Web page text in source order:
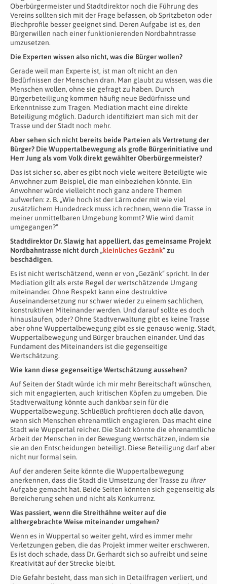
Oberbürgermeister und Stadtdirektor noch die Führung des
Vereins sollten sich mit der Frage befassen, ob Spritzbeton oder
Blechprofile besser geeignet sind. Deren Aufgabe ist es, den
Bürgerwillen nach einer funktionierenden Nordbahntrasse
umzusetzen.
Die Experten wissen also nicht, was die Bürger wollen?
Gerade weil man Experte ist, ist man oft nicht an den
Bedürfnissen der Menschen dran. Man glaubt zu wissen, was die
Menschen wollen, ohne sie gefragt zu haben. Durch
Bürgerbeteiligung kommen häufig neue Bedürfnisse und
Erkenntnisse zum Tragen. Mediation macht eine direkte
Beteiligung möglich. Dadurch identifiziert man sich mit der
Trasse und der Stadt noch mehr.
Aber sehen sich nicht bereits beide Parteien als Vertretung der
Bürger? Die Wuppertalbewegung als große Bürgerinitiative und
Herr Jung als vom Volk direkt gewählter Oberbürgermeister?
Das ist sicher so, aber es gibt noch viele weitere Beteiligte wie
Anwohner zum Beispiel, die man einbeziehen könnte. Ein
Anwohner würde vielleicht noch ganz andere Themen
aufwerfen: z. B. „Wie hoch ist der Lärm oder mit wie viel
zusätzlichem Hundedreck muss ich rechnen, wenn die Trasse in
meiner unmittelbaren Umgebung kommt? Wie wird damit
umgegangen?“
Stadtdirektor Dr. Slawig hat appelliert, das gemeinsame Projekt
Nordbahntrasse nicht durch „kleinliches Gezänk“ zu
beschädigen.
Es ist nicht wertschätzend, wenn er von „Gezänk“ spricht. In der
Mediation gilt als erste Regel der wertschätzende Umgang
miteinander. Ohne Respekt kann eine destruktive
Auseinandersetzung nur schwer wieder zu einem sachlichen,
konstruktiven Miteinander werden. Und darauf sollte es doch
hinauslaufen, oder? Ohne Stadtverwaltung gibt es keine Trasse
aber ohne Wuppertalbewegung gibt es sie genauso wenig. Stadt,
Wuppertalbewegung und Bürger brauchen einander. Und das
Fundament des Miteinanders ist die gegenseitige
Wertschätzung.
Wie kann diese gegenseitige Wertschätzung aussehen?
Auf Seiten der Stadt würde ich mir mehr Bereitschaft wünschen,
sich mit engagierten, auch kritischen Köpfen zu umgeben. Die
Stadtverwaltung könnte auch dankbar sein für die
Wuppertalbewegung. Schließlich profitieren doch alle davon,
wenn sich Menschen ehrenamtlich engagieren. Das macht eine
Stadt wie Wuppertal reicher. Die Stadt könnte die ehrenamtliche
Arbeit der Menschen in der Bewegung wertschätzen, indem sie
sie an den Entscheidungen beteiligt. Diese Beteiligung darf aber
nicht nur formal sein.
Auf der anderen Seite könnte die Wuppertalbewegung
anerkennen, dass die Stadt die Umsetzung der Trasse zu ihrer
Aufgabe gemacht hat. Beide Seiten könnten sich gegenseitig als
Bereicherung sehen und nicht als Konkurrenz.
Was passiert, wenn die Streithähne weiter auf die
althergebrachte Weise miteinander umgehen?
Wenn es in Wuppertal so weiter geht, wird es immer mehr
Verletzungen geben, die das Projekt immer weiter erschweren.
Es ist doch schade, dass Dr. Gerhardt sich so aufreibt und seine
Kreativität auf der Strecke bleibt.
Die Gefahr besteht, dass man sich in Detailfragen verliert, und